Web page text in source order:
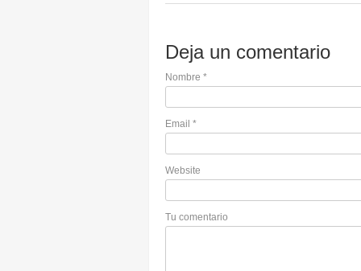
Deja un comentario
Nombre *
Email *
Website
Tu comentario